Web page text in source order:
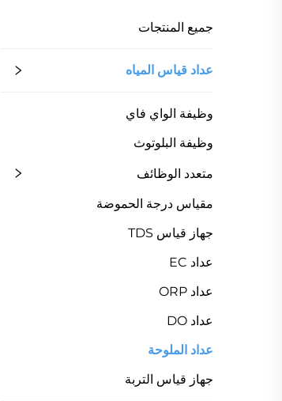
جميع المنتجات
عداد قياس المياه
وظيفة الواي فاي
وظيفة البلوتوث
متعدد الوظائف
مقياس درجة الحموضة
جهاز قياس TDS
عداد EC
عداد ORP
عداد DO
عداد الملوحة
جهاز قياس التربة